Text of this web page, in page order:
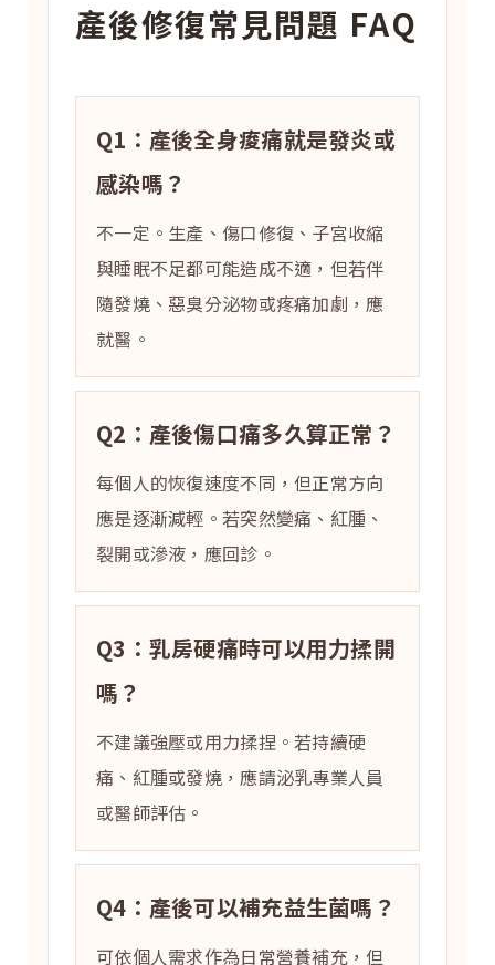
產後修復常見問題 FAQ
Q1：產後全身痠痛就是發炎或
感染嗎？
不一定。生產、傷口修復、子宮收縮
與睡眠不足都可能造成不適，但若伴
隨發燒、惡臭分泌物或疼痛加劇，應
就醫。
Q2：產後傷口痛多久算正常？
每個人的恢復速度不同，但正常方向
應是逐漸減輕。若突然變痛、紅腫、
裂開或滲液，應回診。
Q3：乳房硬痛時可以用力揉開
嗎？
不建議強壓或用力揉捏。若持續硬
痛、紅腫或發燒，應請泌乳專業人員
或醫師評估。
Q4：產後可以補充益生菌嗎？
可依個人需求作為日常營養補充，但